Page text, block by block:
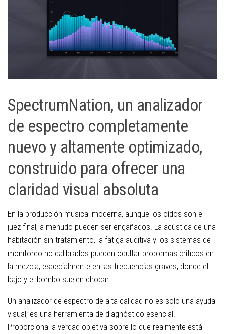
SpectrumNation, un analizador
de espectro completamente
nuevo y altamente optimizado,
construido para ofrecer una
claridad visual absoluta
En la producción musical moderna, aunque los oídos son el
juez final, a menudo pueden ser engañados. La acústica de una
habitación sin tratamiento, la fatiga auditiva y los sistemas de
monitoreo no calibrados pueden ocultar problemas críticos en
la mezcla, especialmente en las frecuencias graves, donde el
bajo y el bombo suelen chocar.
Un analizador de espectro de alta calidad no es solo una ayuda
visual; es una herramienta de diagnóstico esencial.
Proporciona la verdad objetiva sobre lo que realmente está